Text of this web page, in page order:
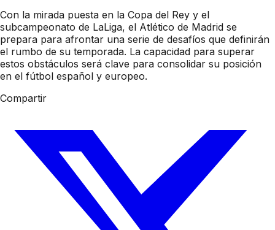
Con la mirada puesta en la Copa del Rey y el
subcampeonato de LaLiga, el Atlético de Madrid se
prepara para afrontar una serie de desafíos que definirán
el rumbo de su temporada. La capacidad para superar
estos obstáculos será clave para consolidar su posición
en el fútbol español y europeo.
Compartir